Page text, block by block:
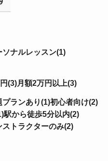
ソナルレッスン(1)
(3)月額2万円以上(3)
プランあり(1)初心者向け(2)
駅から徒歩5分以内(2)
ストラクターのみ(2)